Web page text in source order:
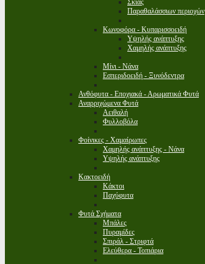
Σκιάς
Παραθαλάσσιων περιοχών
Κωνοφόρα - Κυπαρισσοειδή
Υψηλής ανάπτυξης
Χαμηλής ανάπτυξης
Μίνι - Νάνα
Εσπεριδοειδή - Ξυνόδεντρα
Ανθόφυτα - Εποχιακά - Αρωματικά Φυτά
Αναρριχώμενα Φυτά
Αειθαλή
Φυλλοβόλα
Φοίνικες - Χαμαίρωπες
Χαμηλής ανάπτυξης - Νάνα
Υψηλής ανάπτυξης
Κακτοειδή
Κάκτοι
Παχύφυτα
Φυτά Σχήματα
Μπάλες
Πυραμίδες
Σπιράλ - Στριφτά
Ελεύθερα - Τοπιάρια